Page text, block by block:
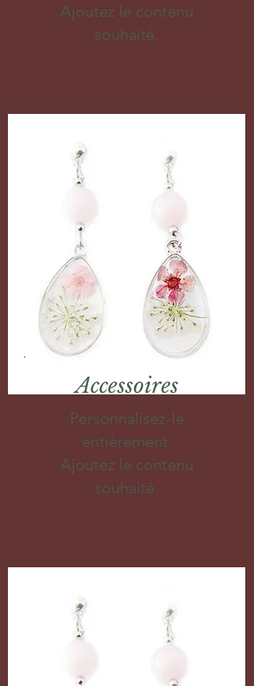
Ajoutez le contenu
souhaité.
Accessoires
Personnalisez-le
entièrement.
Ajoutez le contenu
souhaité.